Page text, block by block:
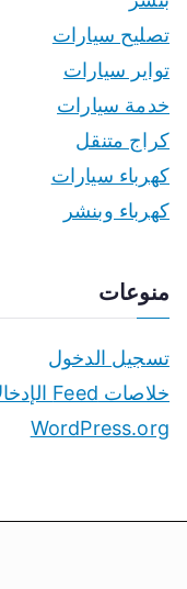
تصليح سيارات
تواير سيارات
خدمة سيارات
كراج متنقل
كهرباء سيارات
كهرباء وبنشر
منوعات
تسجيل الدخول
خلاصات Feed الإدخالات
WordPress.org